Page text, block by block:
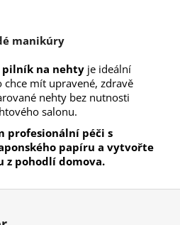
manikúry
na nehty je ideální
mít upravené, zdravě
nehty bez nutnosti
salonu.
profesionální péči s
papíru a vytvořte
z pohodlí domova.